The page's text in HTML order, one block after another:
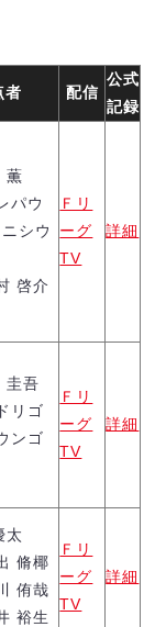
者 配信
公式
記録
薫
パウ
シウ
啓介
Ｆリ
ーグ
TV
詳細
圭吾
リゴ
ンゴ
Ｆリ
ーグ
TV
詳細
太
脩椰
侑哉
裕生
Ｆリ
ーグ
TV
詳細